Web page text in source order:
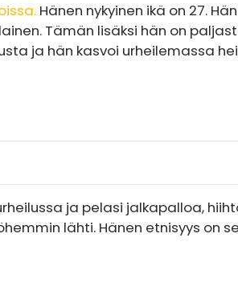
Hänen nykyinen ikä on 27.
Tämän lisäksi hän on
ja hän kasvoi urheilemassa
ja pelasi jalkapalloa,
lähti. Hänen etnisyys on